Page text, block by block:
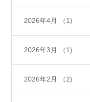
2026年4月 （1)
2026年3月 （1)
2026年2月 （2)